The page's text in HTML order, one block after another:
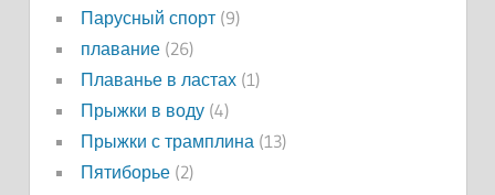
Парусный спорт(9)
плавание(26)
Плаванье в ластах(1)
Прыжки в воду(4)
Прыжки с трамплина(13)
Пятиборье(2)